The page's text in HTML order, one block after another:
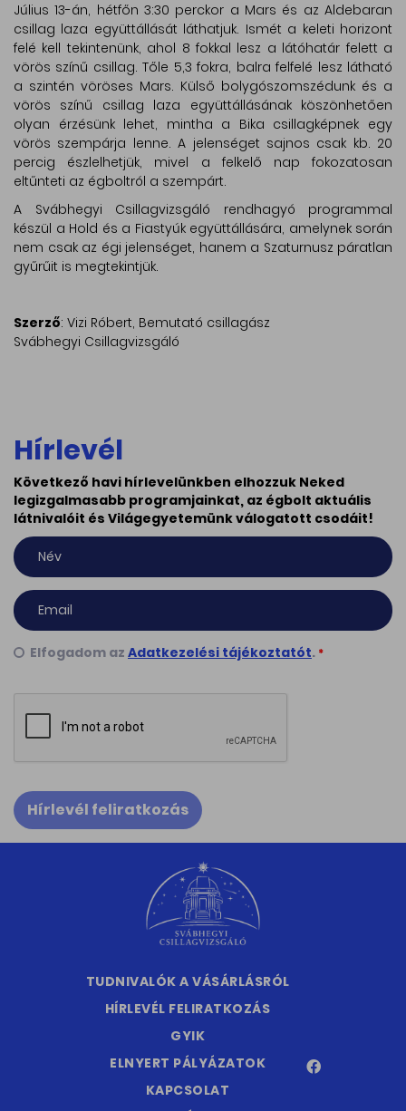
Július 13-án, hétfőn 3:30 perckor a Mars és az Aldebaran
csillag laza együttállását láthatjuk. Ismét a keleti horizont
felé kell tekintenünk, ahol 8 fokkal lesz a látóhatár felett a
vörös színű csillag. Tőle 5,3 fokra, balra felfelé lesz látható
a szintén vöröses Mars. Külső bolygószomszédunk és a
vörös színű csillag laza együttállásának köszönhetően
olyan érzésünk lehet, mintha a Bika csillagképnek egy
vörös szempárja lenne. A jelenséget sajnos csak kb. 20
percig észlelhetjük, mivel a felkelő nap fokozatosan
eltűnteti az égboltról a szempárt.
A Svábhegyi Csillagvizsgáló rendhagyó programmal
készül a Hold és a Fiastyúk együttállására, amelynek során
nem csak az égi jelenséget, hanem a Szaturnusz páratlan
gyűrűit is megtekintjük.
Szerző: Vizi Róbert, Bemutató csillagász
Svábhegyi Csillagvizsgáló
Hírlevél
Következő havi hírlevelünkben elhozzuk Neked
legizgalmasabb programjainkat, az égbolt aktuális
látnivalóit és Világegyetemünk válogatott csodáit!
Elfogadom az Adatkezelési tájékoztatót. *
Hírlevél feliratkozás
TUDNIVALÓK A VÁSÁRLÁSRÓL
HÍRLEVÉL FELIRATKOZÁS
GYIK
ELNYERT PÁLYÁZATOK
KAPCSOLAT